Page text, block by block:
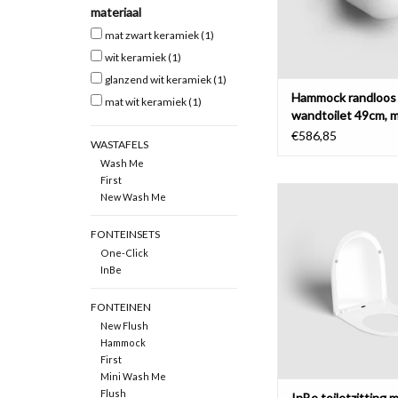
materiaal
mat zwart keramiek(1)
wit keramiek(1)
glanzend wit keramiek(1)
mat wit keramiek(1)
WASTAFELS
Wash Me
First
New Wash Me
FONTEINSETS
One-Click
InBe
FONTEINEN
New Flush
Hammock
First
Mini Wash Me
Flush
TOEVOEGEN AAN
Hammock randloos
wandtoilet 49cm,
dunne zitting met
€586,85
TOEVOEGEN AAN